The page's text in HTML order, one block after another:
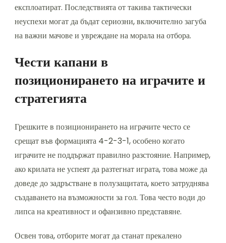
експлоатират. Последствията от такива тактически
неуспехи могат да бъдат сериозни, включително загуба
на важни мачове и увреждане на морала на отбора.
Чести капани в
позиционирането на играчите и
стратегията
Грешките в позиционирането на играчите често се
срещат във формацията 4-2-3-1, особено когато
играчите не поддържат правилно разстояние. Например,
ако крилата не успеят да разтегнат играта, това може да
доведе до задръстване в полузащитата, което затруднява
създаването на възможности за гол. Това често води до
липса на креативност и офанзивно представяне.
Освен това, отборите могат да станат прекалено